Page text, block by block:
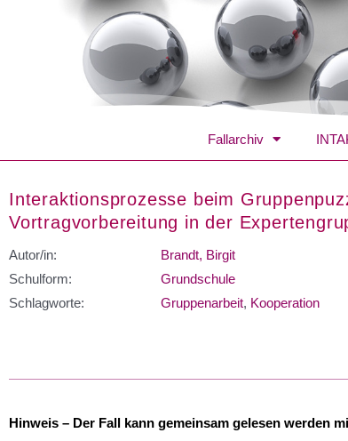
Fallarchiv
Interaktionsprozesse beim
Vortragvorbereitung in der
Autor/in:
Brandt, Birgit
Schulform:
Grundschule
Schlagworte:
Gruppenarbeit, Kooperation
Hinweis – Der Fall kann gemeinsam gelesen werden